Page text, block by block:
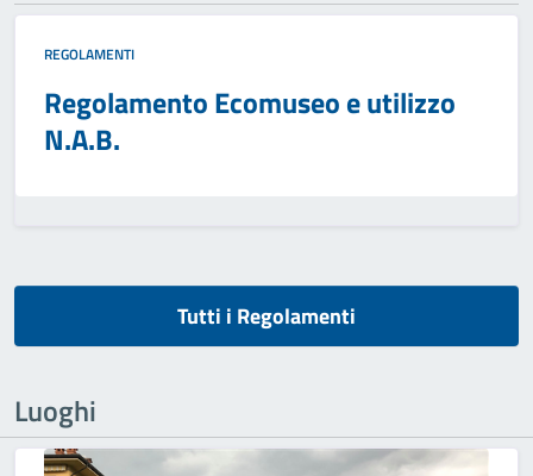
REGOLAMENTI
Regolamento Ecomuseo e utilizzo
N.A.B.
Tutti i Regolamenti
Luoghi